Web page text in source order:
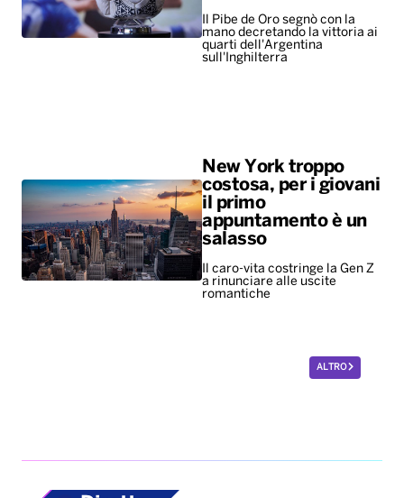
Il Pibe de Oro segnò con la
mano decretando la vittoria ai
quarti dell'Argentina
sull'Inghilterra
New York troppo
costosa, per i giovani
il primo
appuntamento è un
salasso
Il caro-vita costringe la Gen Z
a rinunciare alle uscite
romantiche
ALTRO